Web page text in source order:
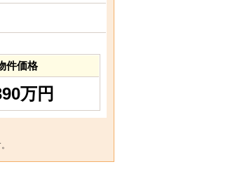
件価格
万円